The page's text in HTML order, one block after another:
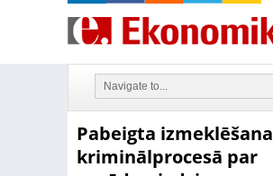
Pabeigta izmeklēšana
kriminālprocesā par